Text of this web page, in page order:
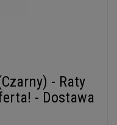
- Raty
- Dostawa